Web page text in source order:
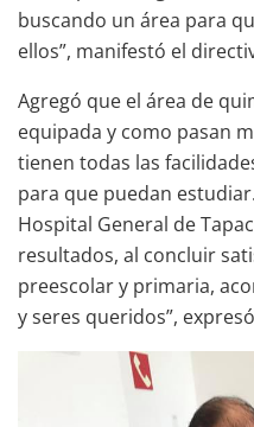
buscando un área para
ellos”, manifestó el
Agregó que el área de
equipada y como pasan
tienen todas las
para que puedan
Hospital General de
resultados, al concluir
preescolar y primaria,
y seres queridos”,